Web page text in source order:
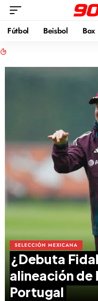
Fútbol Beisbol Box
SELECCIÓN MEXICANA
¿Debuta
alineación de
Portugal